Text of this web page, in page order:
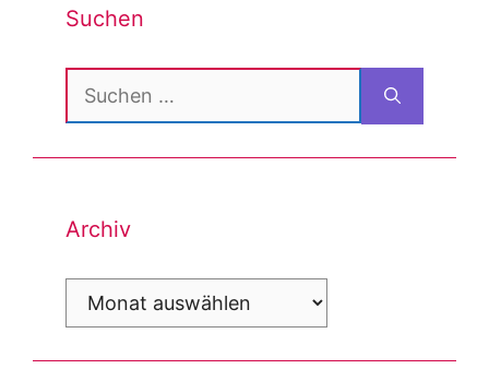
Suchen
Suchen
nach:
Archiv
Archiv